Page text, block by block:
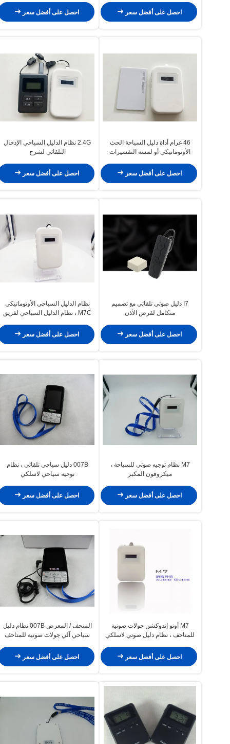
احصل على أفضل سعر
احصل على أفضل سعر
46 غرام أداة دليل السياحة الحث
الأوتوماتيكي أو لمسة التفسيرات
احصل على أفضل سعر
2.4G نظام الدليل السياحي الإدخال
التلقائي لشرح
احصل على أفضل سعر
I7 دليل صوتي تلقائي مع تصميم
متكامل لقرص الأذن
احصل على أفضل سعر
نظام الدليل السياحي الأوتوماتيكي
M7C ، نظام الدليل السياحي لفريق
احصل على أفضل سعر
M7 نظام توجيه صوتي للسياحة ،
ميكروفون المكبر
احصل على أفضل سعر
007B دليل سياحي تلقائي ، نظام
توجيه سياحي لاسلكي
احصل على أفضل سعر
M7 أوتو إندوكشن جولات صوتية
للمتاحف ، نظام دليل صوتي لاسلكي
احصل على أفضل سعر
المتحف / المعرض 007B نظام دليل
سياحي آلي جولات صوتية للمتاحف
احصل على أفضل سعر